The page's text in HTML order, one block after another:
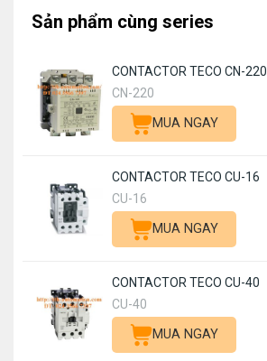
Sản phẩm cùng series
CONTACTOR TECO CN-220
CN-220
MUA NGAY
CONTACTOR TECO CU-16
CU-16
MUA NGAY
CONTACTOR TECO CU-40
CU-40
MUA NGAY